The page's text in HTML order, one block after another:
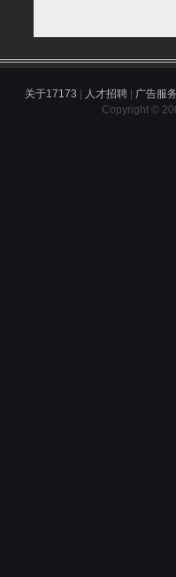
关于17173 人才招聘
广告服
Copyright ©